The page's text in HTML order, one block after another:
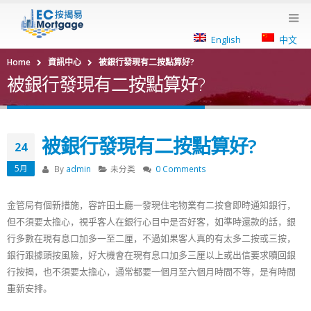
English 中文
Home 資訊中心 被銀行發現有二按點算好?
被銀行發現有二按點算好?
24
5月
被銀行發現有二按點算好?
By admin 未分类 0 Comments
金管局有個新措施，容許田土廳一發現住宅物業有二按會即時通知銀行，
但不須要太擔心，視乎客人在銀行心目中是否好客，如準時還款的話，銀
行多數在現有息口加多一至二厘，不過如果客人真的有太多二按或三按，
銀行跟據頭按風險，好大機會在現有息口加多三厘以上或出信要求贖回銀
行按揭，也不須要太擔心，通常都要一個月至六個月時間不等，是有時間
重新安排。